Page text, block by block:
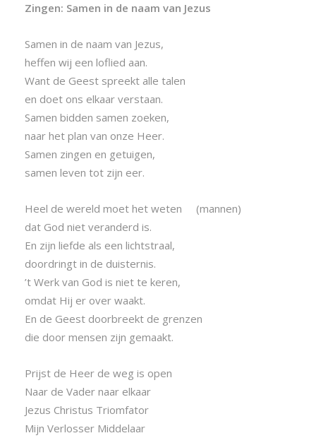
Zingen: Samen in de naam van Jezus
Samen in de naam van Jezus,
heffen wij een loflied aan.
Want de Geest spreekt alle talen
en doet ons elkaar verstaan.
Samen bidden samen zoeken,
naar het plan van onze Heer.
Samen zingen en getuigen,
samen leven tot zijn eer.
Heel de wereld moet het weten (mannen)
dat God niet veranderd is.
En zijn liefde als een lichtstraal,
doordringt in de duisternis.
’t Werk van God is niet te keren,
omdat Hij er over waakt.
En de Geest doorbreekt de grenzen
die door mensen zijn gemaakt.
Prijst de Heer de weg is open
Naar de Vader naar elkaar
Jezus Christus Triomfator
Mijn Verlosser Middelaar